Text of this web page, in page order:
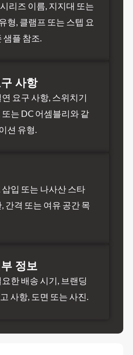
리즈 이름, 지지대 또는
형, 클램프 또는 스텝 요
샘플 참조.
사항
요구 사항, 스위치기
는 DC 어셈블리와 같
션 유형.
입 또는 나사산 스타
간격 또는 여유 공간 목
정보
한 배송 시기, 브랜딩
사항, 도면 또는 사진.